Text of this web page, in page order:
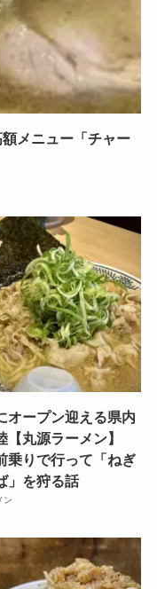
額メニュー「チャー
オープン迎える県内
【丸源ラーメン】
乗りで行って「ねぎ
」を狩る話
ン